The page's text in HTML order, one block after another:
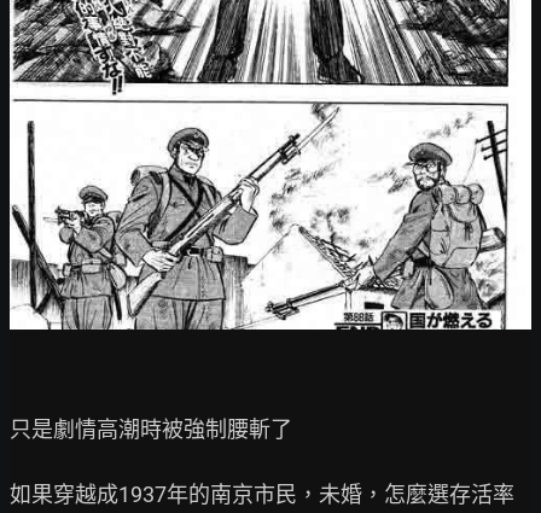
只是劇情高潮時被強制腰斬了
如果穿越成1937年的南京市民，未婚，怎麼選存活率